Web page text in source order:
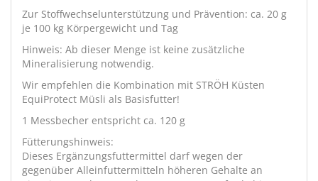
Zur Stoffwechselunterstützung und Prävention: ca. 20 g
je 100 kg Körpergewicht und Tag
Hinweis: Ab dieser Menge ist keine zusätzliche
Mineralisierung notwendig.
Wir empfehlen die Kombination mit STRÖH Küsten
EquiProtect Müsli als Basisfutter!
1 Messbecher entspricht ca. 120 g
Fütterungshinweis:
Dieses Ergänzungsfuttermittel darf wegen der
gegenüber Alleinfuttermitteln höheren Gehalte an